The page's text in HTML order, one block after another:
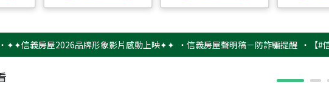
房屋2026品牌形象影片感動上映✦✦ ‧信義房屋聲明稿－防詐騙提醒 ‧【#信義幸福